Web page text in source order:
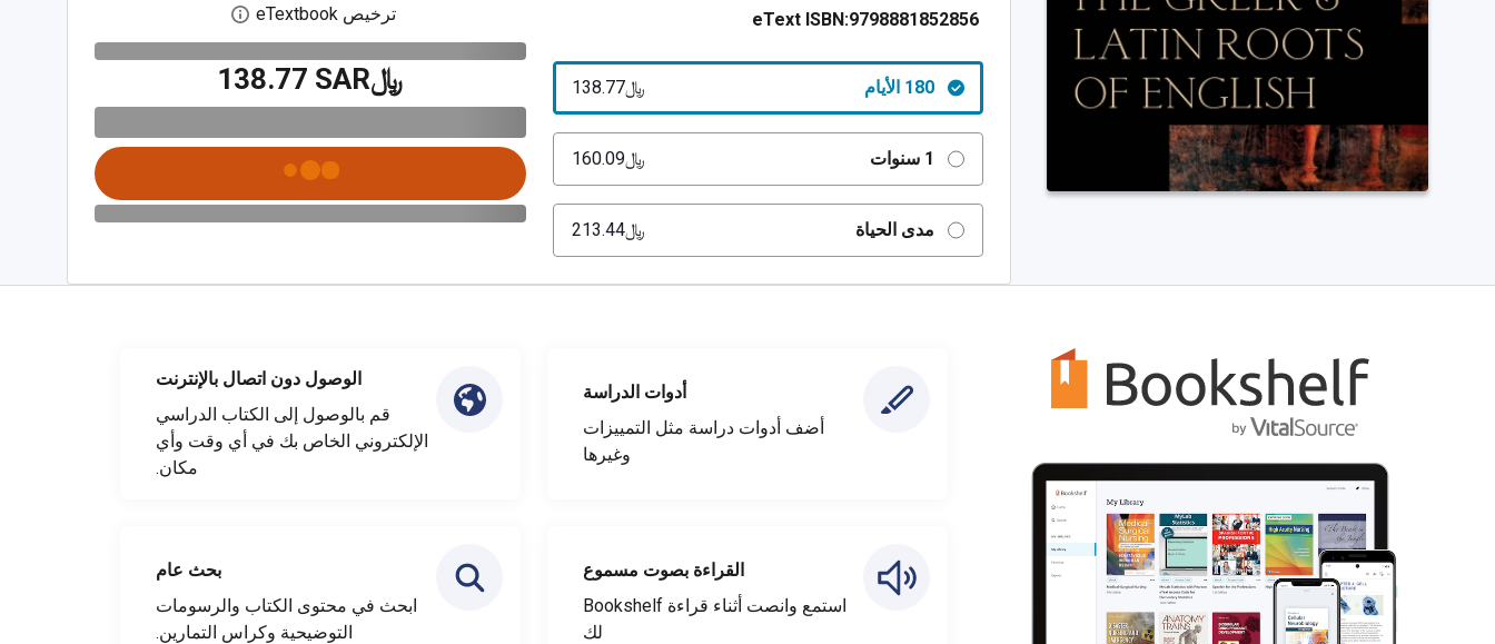
eText ISBN:9798881852856
180 الأيام ﷼‎138.77
1 سنوات ﷼‎160.09
مدى الحياة ﷼‎213.44
ترخيص eTextbook افتح مربع حوار الترخيص
﷼‎138.77 SAR
أدوات الدراسة
أضف أدوات دراسة مثل التمييزات
وغيرها
القراءة بصوت مسموع
استمع وانصت أثناء قراءة Bookshelf
لك
الوصول دون اتصال بالإنترنت
قم بالوصول إلى الكتاب الدراسي
الإلكتروني الخاص بك في أي وقت وأي
مكان.
بحث عام
ابحث في محتوى الكتاب والرسومات
التوضيحية وكراس التمارين.